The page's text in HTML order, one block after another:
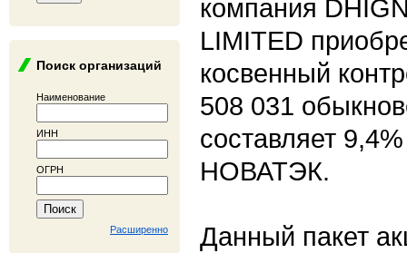
Поиск организаций
Наименование
ИНН
ОГРН
Расширенно
компания
LIMITED
косвенный
508 031
составляет
НОВАТЭК.
Данный пакет